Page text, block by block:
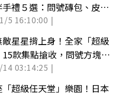
禮５選：問號磚包、皮卡
5 16:10:00 |
星星揹上身！全家「超級
款集點搶收，問號方塊變
03:14:25 |
超級任天堂」樂園！日本